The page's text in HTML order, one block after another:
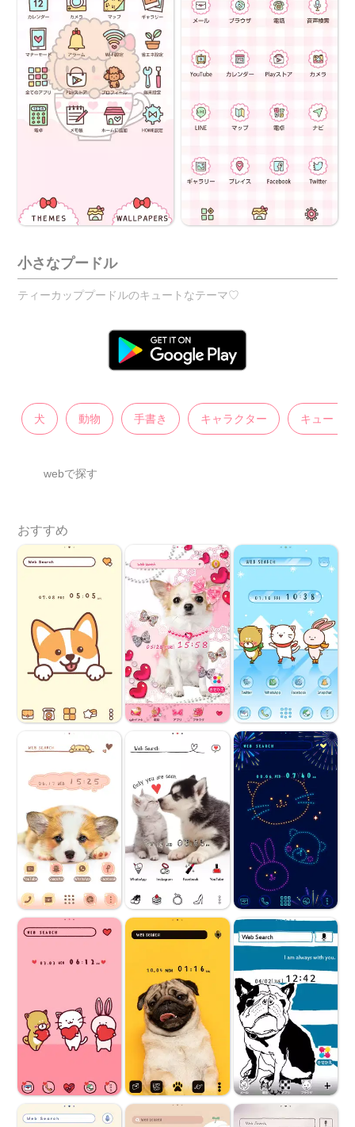
小さなプードル
ティーカッププードルのキュートなテーマ♡
犬 動物 手書き キャラクター キュート
webで探す
おすすめ